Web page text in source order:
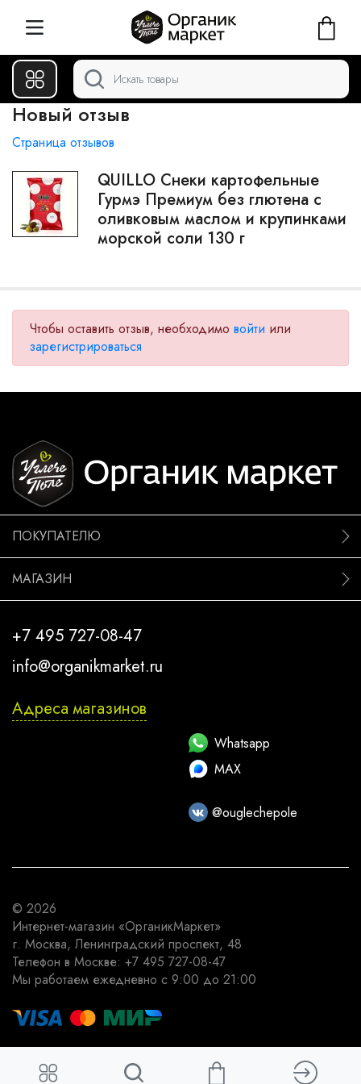
Новый отзыв
Страница отзывов
QUILLO Снеки картофельные
Гурмэ Премиум без глютена с
оливковым маслом и крупинками
морской соли 130 г
Чтобы оставить отзыв, необходимо войти или
зарегистрироваться
ПОКУПАТЕЛЮ
МАГАЗИН
+7 495 727-08-47
info@organikmarket.ru
Адреса магазинов
Whatsapp
MAX
@ouglechepole
© 2026
Интернет-магазин «ОрганикМаркет»
г. Москва, Ленинградский проспект, 48
Телефон в Москве: +7 495 727-08-47
Мы работаем ежедневно с 9:00 до 21:00